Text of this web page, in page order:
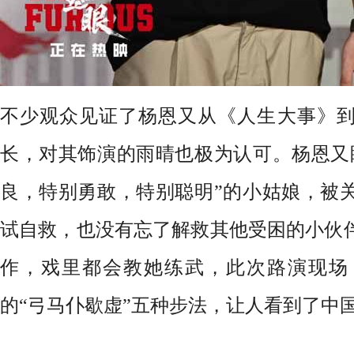
不少观众见证了杨恩又从《人生大事》
长，对其饰演的雨晴也极为认可。杨恩
良，特别勇敢，特别聪明 ”的小姑娘 ，被
试自救，也没有忘了解救其他受困的小伙
作，戏里都会教她练武，此次路演现
的“弓马仆歇虚”五种步法，让人看到了中